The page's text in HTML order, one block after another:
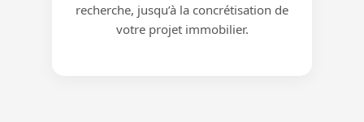
recherche, jusqu’à la concrétisation de
votre projet immobilier.